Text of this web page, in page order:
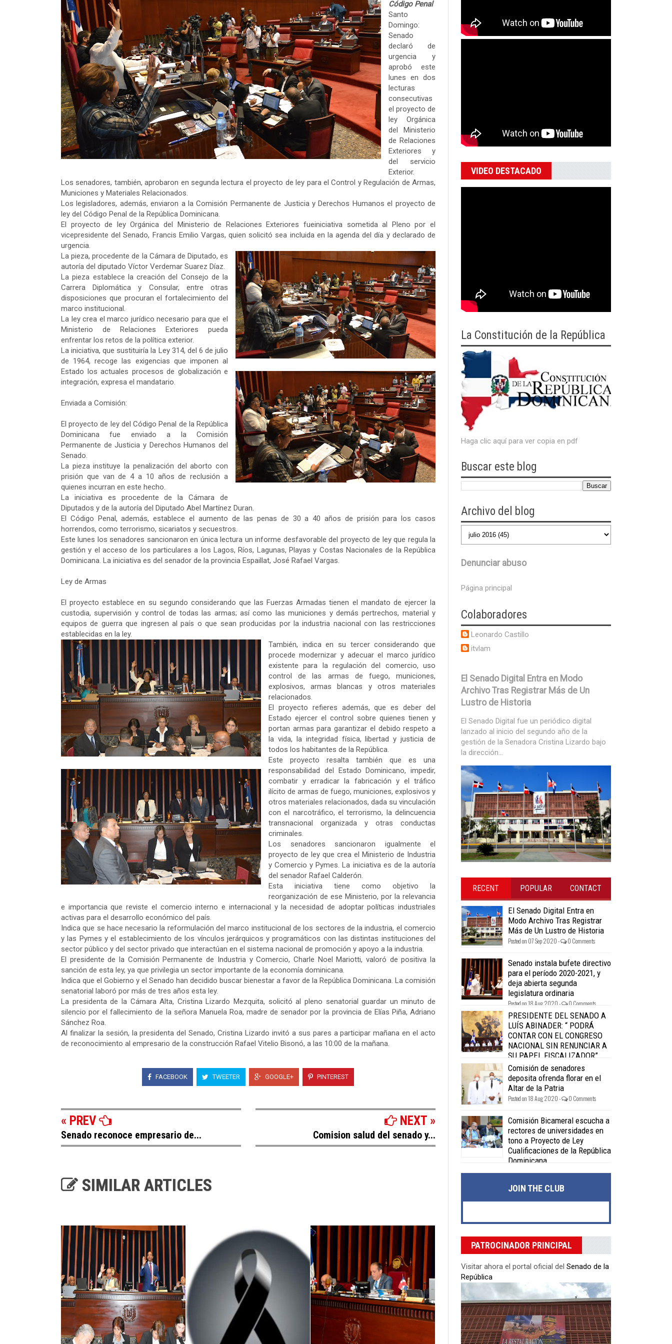
Código Penal
Santo
Domingo:
Senado
declaró de
urgencia y
aprobó este
lunes en dos
lecturas
consecutivas
el proyecto de
ley Orgánica
del Ministerio
de Relaciones
Exteriores y
del servicio
Exterior.
Los senadores, también, aprobaron en segunda lectura el proyecto de ley para el Control y Regulación de Armas,
Municiones y Materiales Relacionados.
Los legisladores, además, enviaron a la Comisión Permanente de Justicia y Derechos Humanos el proyecto de
ley del Código Penal de la República Dominicana.
El proyecto de ley Orgánica del Ministerio de Relaciones Exteriores fueiniciativa sometida al Pleno por el
vicepresidente del Senado, Francis Emilio Vargas, quien solicitó sea incluida en la agenda del día y declarado de
urgencia.
La pieza, procedente de la Cámara de Diputado, es
autoría del diputado Víctor Verdemar Suarez Díaz.
La pieza establece la creación del Consejo de la
Carrera Diplomática y Consular, entre otras
disposiciones que procuran el fortalecimiento del
marco institucional.
La ley crea el marco jurídico necesario para que el
Ministerio de Relaciones Exteriores pueda
enfrentar los retos de la política exterior.
La iniciativa, que sustituiría la Ley 314, del 6 de julio
de 1964, recoge las exigencias que imponen al
Estado los actuales procesos de globalización e
integración, expresa el mandatario.
Enviada a Comisión:
El proyecto de ley del Código Penal de la República
Dominicana fue enviado a la Comisión
Permanente de Justicia y Derechos Humanos del
Senado.
La pieza instituye la penalización del aborto con
prisión que van de 4 a 10 años de reclusión a
quienes incurran en este hecho.
La iniciativa es procedente de la Cámara de
Diputados y de la autoría del Diputado Abel Martínez Duran.
El Código Penal, además, establece el aumento de las penas de 30 a 40 años de prisión para los casos
horrendos, como terrorismo, sicariatos y secuestros.
Este lunes los senadores sancionaron en única lectura un informe desfavorable del proyecto de ley que regula la
gestión y el acceso de los particulares a los Lagos, Ríos, Lagunas, Playas y Costas Nacionales de la República
Dominicana. La iniciativa es del senador de la provincia Espaillat, José Rafael Vargas.
Ley de Armas
El proyecto establece en su segundo considerando que las Fuerzas Armadas tienen el mandato de ejercer la
custodia, supervisión y control de todas las armas; así como las municiones y demás pertrechos, material y
equipos de guerra que ingresen al país o que sean producidas por la industria nacional con las restricciones
establecidas en la ley.
También, indica en su tercer considerando que
procede modernizar y adecuar el marco jurídico
existente para la regulación del comercio, uso
control de las armas de fuego, municiones,
explosivos, armas blancas y otros materiales
relacionados.
El proyecto refieres además, que es deber del
Estado ejercer el control sobre quienes tienen y
portan armas para garantizar el debido respeto a
la vida, la integridad física, libertad y justicia de
todos los habitantes de la República.
Este proyecto resalta también que es una
responsabilidad del Estado Dominicano, impedir,
combatir y erradicar la fabricación y el tráfico
ilícito de armas de fuego, municiones, explosivos y
otros materiales relacionados, dada su vinculación
con el narcotráfico, el terrorismo, la delincuencia
transnacional organizada y otras conductas
criminales.
Los senadores sancionaron igualmente el
proyecto de ley que crea el Ministerio de Industria
y Comercio y Pymes. La iniciativa es de la autoría
del senador Rafael Calderón.
Esta iniciativa tiene como objetivo la
reorganización de ese Ministerio, por la relevancia
e importancia que reviste el comercio interno e internacional y la necesidad de adoptar políticas industriales
activas para el desarrollo económico del país.
Indica que se hace necesario la reformulación del marco institucional de los sectores de la industria, el comercio
y las Pymes y el establecimiento de los vínculos jerárquicos y programáticos con las distintas instituciones del
sector público y del sector privado que interactúan en el sistema nacional de promoción y apoyo a la industria.
El presidente de la Comisión Permanente de Industria y Comercio, Charle Noel Mariotti, valoró de positiva la
sanción de esta ley, ya que privilegia un sector importante de la economía dominicana.
Indica que el Gobierno y el Senado han decidido buscar bienestar a favor de la República Dominicana. La comisión
senatorial laboró por más de tres años esta ley.
La presidenta de la Cámara Alta, Cristina Lizardo Mezquita, solicitó al pleno senatorial guardar un minuto de
silencio por el fallecimiento de la señora Manuela Roa, madre de senador por la provincia de Elías Piña, Adriano
Sánchez Roa.
Al finalizar la sesión, la presidenta del Senado, Cristina Lizardo invitó a sus pares a participar mañana en el acto
de reconocimiento al empresario de la construcción Rafael Vitelio Bisonó, a las 10:00 de la mañana.
FACEBOOK TWEETER GOOGLE+ PINTEREST
« PREV
Senado reconoce empresario de...
NEXT »
Comision salud del senado y...
SIMILAR ARTICLES
VIDEO DESTACADO
La Constitución de la República
Haga clic aquí para ver copia en pdf
Buscar este blog
Archivo del blog
Denunciar abuso
Página principal
Colaboradores
Leonardo Castillo
itvlam
El Senado Digital Entra en Modo
Archivo Tras Registrar Más de Un
Lustro de Historia
El Senado Digital fue un periódico digital
lanzado al inicio del segundo año de la
gestión de la Senadora Cristina Lizardo bajo
la dirección...
RECENT POPULAR CONTACT
El Senado Digital Entra en
Modo Archivo Tras Registrar
Más de Un Lustro de Historia
Posted on 07 Sep 2020 - 0 Comments
Senado instala bufete directivo
para el período 2020-2021, y
deja abierta segunda
legislatura ordinaria
Posted on 18 Aug 2020 - 0 Comments
PRESIDENTE DEL SENADO A
LUÍS ABINADER: “ PODRÁ
CONTAR CON EL CONGRESO
NACIONAL SIN RENUNCIAR A
SU PAPEL FISCALIZADOR”.
Posted on 18 Aug 2020 - 0 Comments
Comisión de senadores
deposita ofrenda florar en el
Altar de la Patria
Posted on 18 Aug 2020 - 0 Comments
Comisión Bicameral escucha a
rectores de universidades en
tono a Proyecto de Ley
Cualificaciones de la República
Dominicana
JOIN THE CLUB
PATROCINADOR PRINCIPAL
Visitar ahora el portal oficial del Senado de la
República